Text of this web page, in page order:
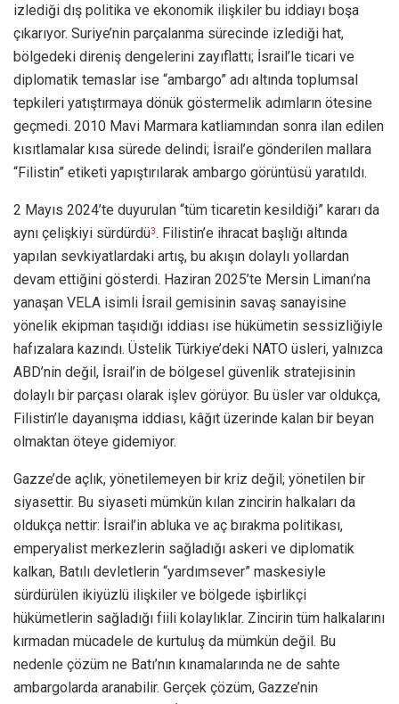
izlediği dış politika ve ekonomik ilişkiler bu iddiayı boşa
çıkarıyor. Suriye’nin parçalanma sürecinde izlediği hat,
bölgedeki direniş dengelerini zayıflattı; İsrail’le ticari ve
diplomatik temaslar ise “ambargo” adı altında toplumsal
tepkileri yatıştırmaya dönük göstermelik adımların ötesine
geçmedi. 2010 Mavi Marmara katliamından sonra ilan edilen
kısıtlamalar kısa sürede delindi; İsrail’e gönderilen mallara
“Filistin” etiketi yapıştırılarak ambargo görüntüsü yaratıldı.
2 Mayıs 2024’te duyurulan “tüm ticaretin kesildiği” kararı da
aynı çelişkiyi sürdürdü3. Filistin’e ihracat başlığı altında
yapılan sevkiyatlardaki artış, bu akışın dolaylı yollardan
devam ettiğini gösterdi. Haziran 2025’te Mersin Limanı’na
yanaşan VELA isimli İsrail gemisinin savaş sanayisine
yönelik ekipman taşıdığı iddiası ise hükümetin sessizliğiyle
hafızalara kazındı. Üstelik Türkiye’deki NATO üsleri, yalnızca
ABD’nin değil, İsrail’in de bölgesel güvenlik stratejisinin
dolaylı bir parçası olarak işlev görüyor. Bu üsler var oldukça,
Filistin’le dayanışma iddiası, kâğıt üzerinde kalan bir beyan
olmaktan öteye gidemiyor.
Gazze’de açlık, yönetilemeyen bir kriz değil; yönetilen bir
siyasettir. Bu siyaseti mümkün kılan zincirin halkaları da
oldukça nettir: İsrail’in abluka ve aç bırakma politikası,
emperyalist merkezlerin sağladığı askeri ve diplomatik
kalkan, Batılı devletlerin “yardımsever” maskesiyle
sürdürülen ikiyüzlü ilişkiler ve bölgede işbirlikçi
hükümetlerin sağladığı fiili kolaylıklar. Zincirin tüm halkalarını
kırmadan mücadele de kurtuluş da mümkün değil. Bu
nedenle çözüm ne Batı’nın kınamalarında ne de sahte
ambargolarda aranabilir. Gerçek çözüm, Gazze’nin